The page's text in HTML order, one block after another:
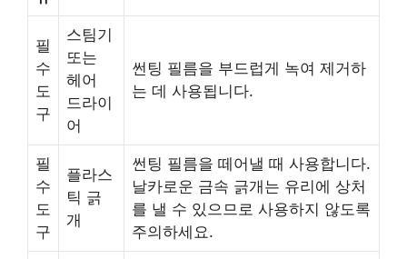
필
수
도
구
스팀기
또는
헤어
드라이
어
썬팅 필름을 부드럽게 녹여 제거하
는 데 사용됩니다.
필
수
도
구
플라스
틱 긁
개
썬팅 필름을 떼어낼 때 사용합니다.
날카로운 금속 긁개는 유리에 상처
를 낼 수 있으므로 사용하지 않도록
주의하세요.